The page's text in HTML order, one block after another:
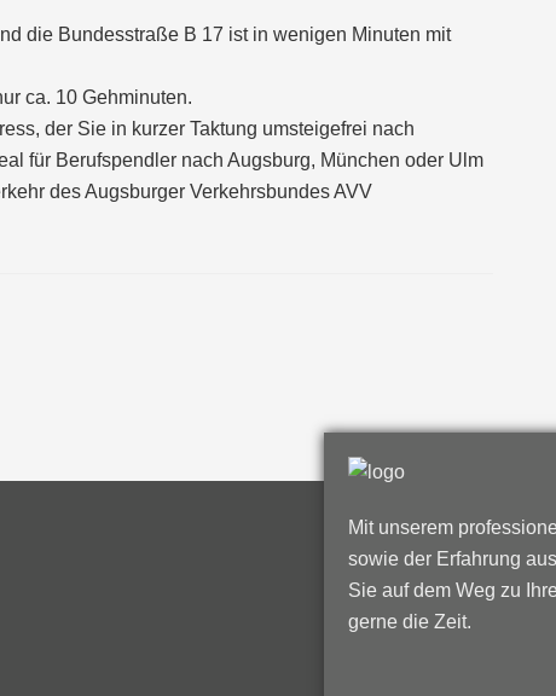
die Bundesstraße B 17 ist in wenigen Minuten mit
ca. 10 Gehminuten.
der Sie in kurzer Taktung umsteigefrei nach
für Berufspendler nach Augsburg, München oder Ulm
des Augsburger Verkehrsbundes AVV
Mit unserem
sowie der Erfahrung
Sie auf dem Weg zu
gerne die Zeit.